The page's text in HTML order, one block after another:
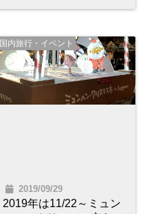
国内旅行・イベント
2019/09/29
2019年は11/22～ミュン